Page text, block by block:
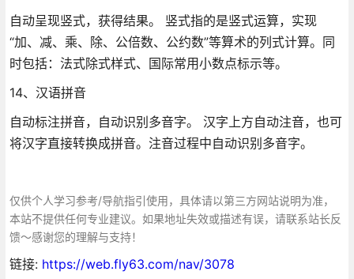
自动呈现竖式，获得结果。 竖式指的是竖式运算，实现
“加、减、乘、除、公倍数、公约数”等算术的列式计算。同
时包括：法式除式样式、国际常用小数点标示等。
14、汉语拼音
自动标注拼音，自动识别多音字。 汉字上方自动注音，也可
将汉字直接转换成拼音。注音过程中自动识别多音字。
仅供个人学习参考/导航指引使用，具体请以第三方网站说明为准，
本站不提供任何专业建议。如果地址失效或描述有误，请联系站长反
馈～感谢您的理解与支持！
链接: https://web.fly63.com/nav/3078